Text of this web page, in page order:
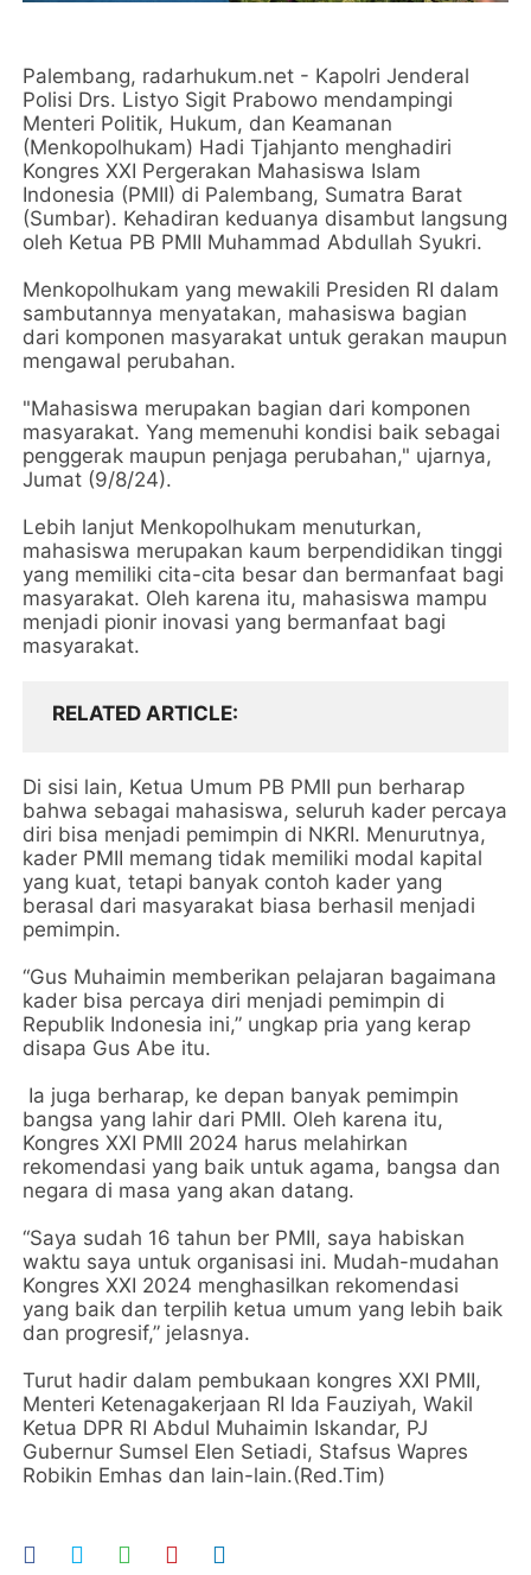
Palembang, radarhukum.net - Kapolri Jenderal
Polisi Drs. Listyo Sigit Prabowo mendampingi
Menteri Politik, Hukum, dan Keamanan
(Menkopolhukam) Hadi Tjahjanto menghadiri
Kongres XXI Pergerakan Mahasiswa Islam
Indonesia (PMII) di Palembang, Sumatra Barat
(Sumbar). Kehadiran keduanya disambut langsung
oleh Ketua PB PMII Muhammad Abdullah Syukri.
Menkopolhukam yang mewakili Presiden RI dalam
sambutannya menyatakan, mahasiswa bagian
dari komponen masyarakat untuk gerakan maupun
mengawal perubahan.
"Mahasiswa merupakan bagian dari komponen
masyarakat. Yang memenuhi kondisi baik sebagai
penggerak maupun penjaga perubahan," ujarnya,
Jumat (9/8/24).
Lebih lanjut Menkopolhukam menuturkan,
mahasiswa merupakan kaum berpendidikan tinggi
yang memiliki cita-cita besar dan bermanfaat bagi
masyarakat. Oleh karena itu, mahasiswa mampu
menjadi pionir inovasi yang bermanfaat bagi
masyarakat.
RELATED ARTICLE
Di sisi lain, Ketua Umum PB PMII pun berharap
bahwa sebagai mahasiswa, seluruh kader percaya
diri bisa menjadi pemimpin di NKRI. Menurutnya,
kader PMII memang tidak memiliki modal kapital
yang kuat, tetapi banyak contoh kader yang
berasal dari masyarakat biasa berhasil menjadi
pemimpin.
“Gus Muhaimin memberikan pelajaran bagaimana
kader bisa percaya diri menjadi pemimpin di
Republik Indonesia ini,” ungkap pria yang kerap
disapa Gus Abe itu.
Ia juga berharap, ke depan banyak pemimpin
bangsa yang lahir dari PMII. Oleh karena itu,
Kongres XXI PMII 2024 harus melahirkan
rekomendasi yang baik untuk agama, bangsa dan
negara di masa yang akan datang.
“Saya sudah 16 tahun ber PMII, saya habiskan
waktu saya untuk organisasi ini. Mudah-mudahan
Kongres XXI 2024 menghasilkan rekomendasi
yang baik dan terpilih ketua umum yang lebih baik
dan progresif,” jelasnya.
Turut hadir dalam pembukaan kongres XXI PMII,
Menteri Ketenagakerjaan RI Ida Fauziyah, Wakil
Ketua DPR RI Abdul Muhaimin Iskandar, PJ
Gubernur Sumsel Elen Setiadi, Stafsus Wapres
Robikin Emhas dan lain-lain.(Red.Tim)